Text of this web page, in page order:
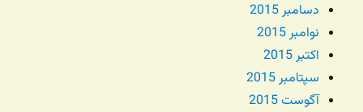
دسامبر 2015
نوامبر 2015
اکتبر 2015
سپتامبر 2015
آگوست 2015